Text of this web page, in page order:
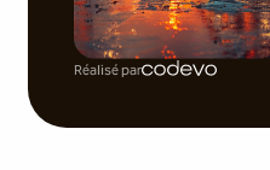
Réalisé par